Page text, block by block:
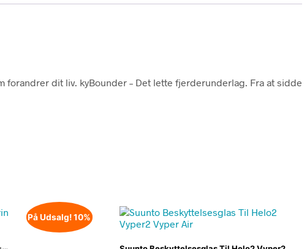
forandrer dit liv. kyBounder – Det lette fjerderunderlag. Fra at sidde
På Udsalg! 10%